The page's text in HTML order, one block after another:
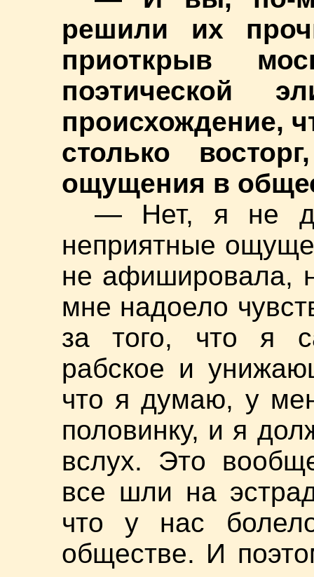
решили их
приоткрыв
поэтической
происхождение,
столько
ощущения в
— Нет, я не
неприятные
не афишировала,
мне надоело
за того, что я
рабское и
что я думаю, у
половинку, и я
вслух. Это
все шли на
что у нас
обществе. И